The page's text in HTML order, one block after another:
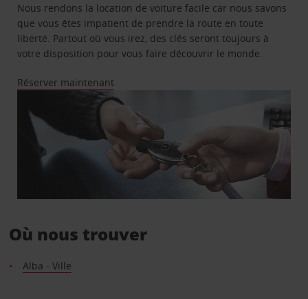
Nous rendons la location de voiture facile car nous savons
que vous êtes impatient de prendre la route en toute
liberté. Partout où vous irez, des clés seront toujours à
votre disposition pour vous faire découvrir le monde.
Réserver maintenant
Où nous trouver
Alba - Ville